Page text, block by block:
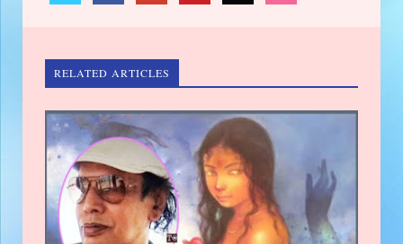
RELATED ARTICLES